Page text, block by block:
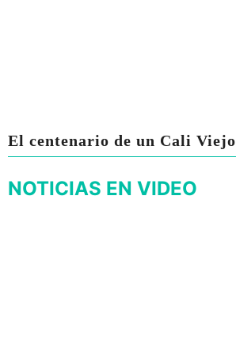
El centenario de un Cali Viejo
NOTICIAS EN VIDEO